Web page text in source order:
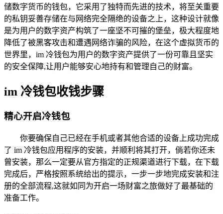
储数字货币的钱包，它采用了独特而先进的技术，将至关重要
的私钥妥善存储在与网络完全隔绝的设备之上，这种设计就像
是为用户的数字资产构筑了一座坚不可摧的堡垒，极大程度地
降低了被黑客攻击和遭遇网络诈骗的风险，在这个虚拟货币的
世界里，im 冷钱包为用户的数字资产提供了一份可靠且坚实
的安全保障,让用户能够安心地持有和管理自己的财富。
im 冷钱包收钱步骤
精心开启冷钱包
你要确保自己已经在手机或者其他合适的设备上成功完成
了 im 冷钱包应用程序的安装，并顺利将其打开，倘若你还未
曾安装，那么一定要从官方指定的正规渠道进行下载，在下载
完成后，严格按照系统给出的提示，一步一步地完成安装和注
册的全部流程,这就如同为开启一场财富之旅做好了最基础的
准备工作。